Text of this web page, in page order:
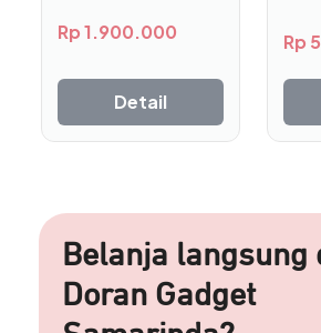
Rp1.900.000
Detail
Rp
Belanja langsung
Doran Gadget